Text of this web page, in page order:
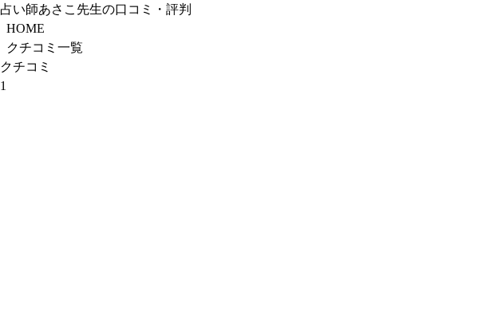
占い師あさこ先生の口コミ・評判
HOME
クチコミ一覧
クチコミ
1